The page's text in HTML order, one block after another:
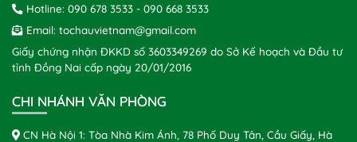
Hotline: 090 678 3533 - 090 668 3533
Email: tochauvietnam@gmail.com
Giấy chứng nhận ĐKKD số 3603349269 do Sở Kế hoạch và Đầu tư
tỉnh Đồng Nai cấp ngày 20/01/2016
CHI NHÁNH VĂN PHÒNG
CN Hà Nội 1: Tòa Nhà Kim Ánh, 78 Phố Duy Tân, Cầu Giấy, Hà